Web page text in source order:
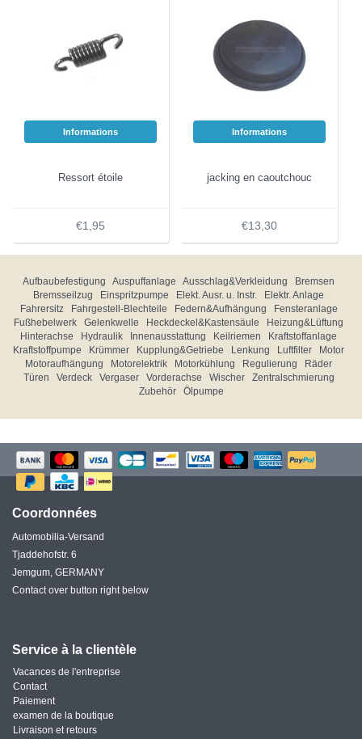
Informations
Ressort étoile
€1,95
Informations
jacking en caoutchouc
€13,30
Aufbaubefestigung Auspuffanlage Ausschlag&Verkleidung
Bremsen
Bremsseilzug
Einspritzpumpe Elekt. Ausr. u. Instr.
Elektr. Anlage
Fahrersitz
Fahrgestell-Blechteile Federn&Aufhängung
Fensteranlage
Fußhebelwerk
Gelenkwelle Heckdeckel&Kastensäule
Heizung&Lüftung
Hinterachse
Hydraulik Innenausstattung Keilriemen
Kraftstoffanlage
Kraftstoffpumpe
Krümmer Kupplung&Getriebe Lenkung Luftfilter
Motor
Motoraufhängung
Motorelektrik Motorkühlung Regulierung
Räder
Türen
Verdeck Vergaser Vorderachse Wischer
Zentralschmierung
Zubehör
Ölpumpe
Coordonnées
Automobilia-Versand
Tjaddehofstr. 6
Jemgum, GERMANY
Contact over button right below
Service à la clientèle
Vacances de l'entreprise
Contact
Paiement
examen de la boutique
Livraison et retours